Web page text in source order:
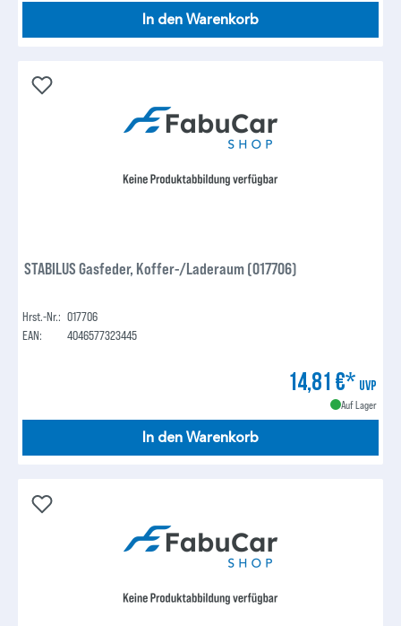
In den Warenkorb
STABILUS Gasfeder, Koffer-/Laderaum (017706)
Hrst.-Nr.: 017706
EAN:
4046577323445
14,81 €* UVP
Auf Lager
In den Warenkorb